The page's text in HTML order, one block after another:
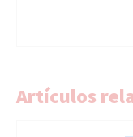
Artículos